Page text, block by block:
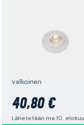
valkoinen
40,80 €
Lähetetään ma 10.